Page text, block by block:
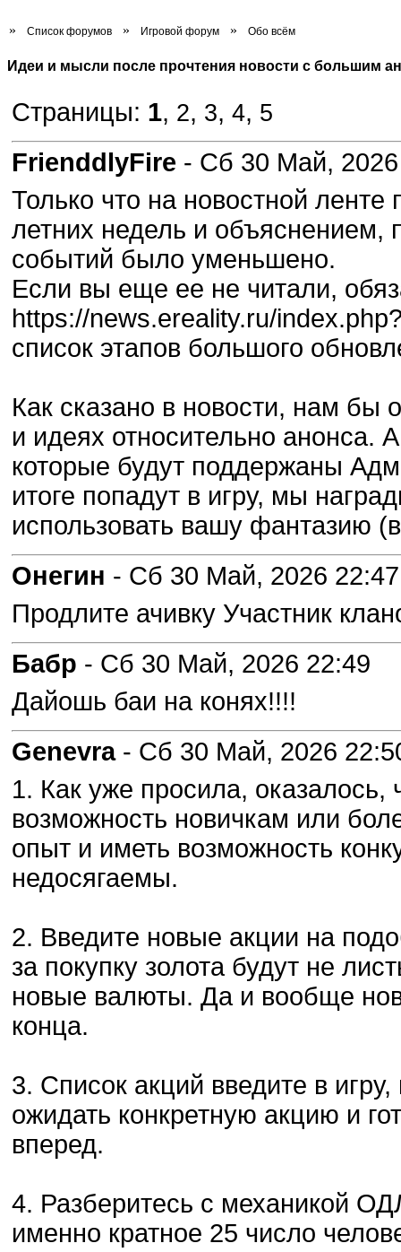
» Список форумов » Игровой форум » Обо всём
Идеи и мысли после прочтения новости с большим
Страницы: 1, 2, 3, 4, 5
FrienddlyFire - Сб 30 Май,
Только что на новостной
летних недель и объяснением,
событий было уменьшено.
Если вы еще ее не читали,
https://news.ereality.ru/
список этапов большого
Как сказано в новости, нам бы
и идеях относительно анонса.
которые будут поддержаны
итоге попадут в игру, мы
использовать вашу фантазию
Онегин - Сб 30 Май, 2026 22:47
Продлите ачивку Участник
Бабр - Сб 30 Май, 2026 22:49
Дайошь баи на конях!!!!
Genevra- Сб 30 Май, 2026
1. Как уже просила,
возможность новичкам или
опыт и иметь возможность
недосягаемы.
2. Введите новые акции на
за покупку золота будут не
новые валюты. Да и вообще
конца.
3. Список акций введите в
ожидать конкретную акцию и
вперед.
4. Разберитесь с механикой
именно кратное 25 число